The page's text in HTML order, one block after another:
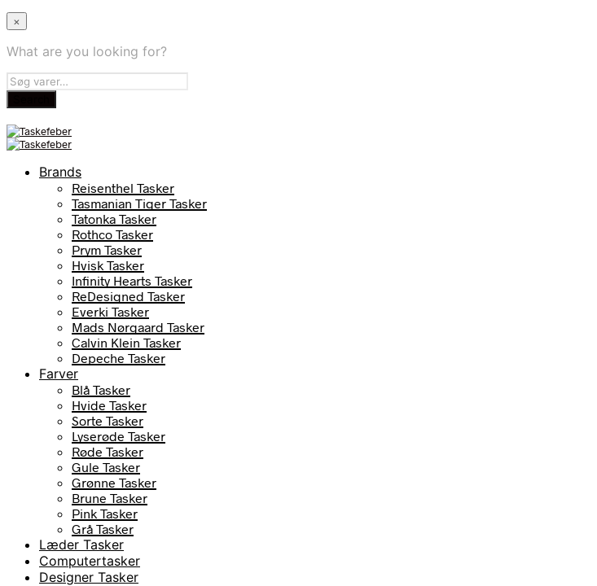
×
What are you looking for?
Brands
Reisenthel Tasker
Tasmanian Tiger Tasker
Tatonka Tasker
Rothco Tasker
Prym Tasker
Hvisk Tasker
Infinity Hearts Tasker
ReDesigned Tasker
Everki Tasker
Mads Nørgaard Tasker
Calvin Klein Tasker
Depeche Tasker
Farver
Blå Tasker
Hvide Tasker
Sorte Tasker
Lyserøde Tasker
Røde Tasker
Gule Tasker
Grønne Tasker
Brune Tasker
Pink Tasker
Grå Tasker
Læder Tasker
Computertasker
Designer Tasker